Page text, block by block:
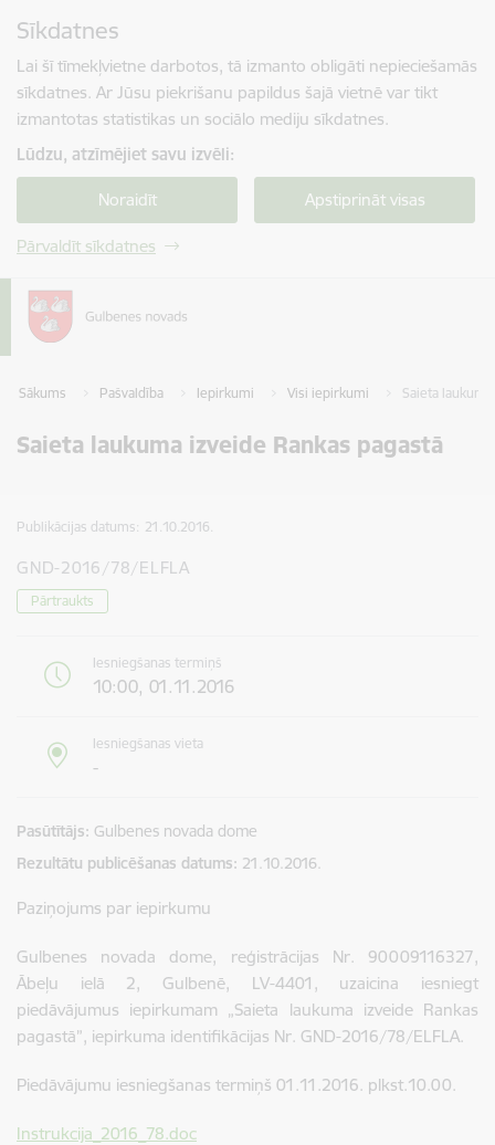
Sīkdatnes
Lai šī tīmekļvietne darbotos, tā izmanto obligāti nepieciešamās
sīkdatnes. Ar Jūsu piekrišanu papildus šajā vietnē var tikt
izmantotas statistikas un sociālo mediju sīkdatnes.
Lūdzu, atzīmējiet savu izvēli:
Noraidīt Apstiprināt visas
Pārvaldīt sīkdatnes
Sākums Pašvaldība Iepirkumi Visi iepirkumi Saieta
Saieta laukuma izveide Rankas pagastā
Publikācijas datums: 21.10.2016.
GND-2016/78/ELFLA
Pārtraukts
Iesniegšanas termiņš
10:00, 01.11.2016
Iesniegšanas vieta
-
Pasūtītājs Gulbenes novada dome
Rezultātu publicēšanas datums 21.10.2016.
Paziņojums par iepirkumu
Gulbenes novada dome, reģistrācijas Nr. 90009116327,
Ābeļu ielā 2, Gulbenē, LV-4401, uzaicina iesniegt
piedāvājumus iepirkumam „Saieta laukuma izveide Rankas
pagastā”, iepirkuma identifikācijas Nr. GND-2016/78/ELFLA.
Piedāvājumu iesniegšanas termiņš 01.11.2016. plkst.10.00.
Instrukcija_2016_78.doc